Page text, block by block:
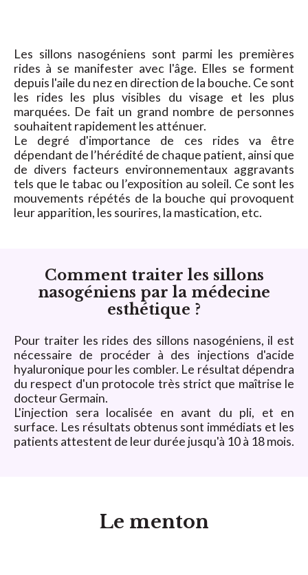
Les sillons nasogéniens sont parmi les premières
rides à se manifester avec l'âge. Elles se forment
depuis l'aile du nez en direction de la bouche. Ce sont
les rides les plus visibles du visage et les plus
marquées. De fait un grand nombre de personnes
souhaitent rapidement les atténuer.
Le degré d'importance de ces rides va être
dépendant de l’hérédité de chaque patient, ainsi que
de divers facteurs environnementaux aggravants
tels que le tabac ou l’exposition au soleil. Ce sont les
mouvements répétés de la bouche qui provoquent
leur apparition, les sourires, la mastication, etc.
Comment traiter les sillons
nasogéniens par la médecine
esthétique ?
Pour traiter les rides des sillons nasogéniens, il est
nécessaire de procéder à des injections d'acide
hyaluronique pour les combler. Le résultat dépendra
du respect d'un protocole très strict que maîtrise le
docteur Germain.
L'injection sera localisée en avant du pli, et en
surface. Les résultats obtenus sont immédiats et les
patients attestent de leur durée jusqu'à 10 à 18 mois.
Le menton